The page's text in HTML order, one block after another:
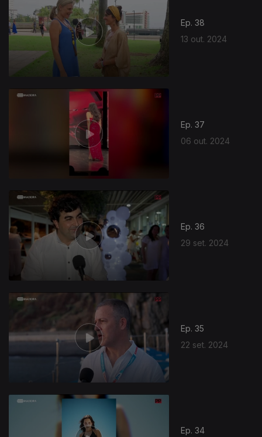
Ep. 38
13 out. 2024
Ep. 37
06 out. 2024
Ep. 36
29 set. 2024
Ep. 35
22 set. 2024
Ep. 34